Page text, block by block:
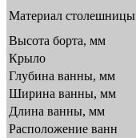
Материал столешницы
Высота борта, мм
Крыло
Глубина ванны, мм
Ширина ванны, мм
Длина ванны, мм
Расположение ванн